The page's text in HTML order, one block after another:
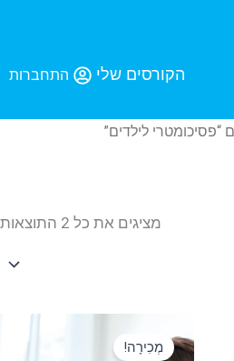
התחברות הקורסים שלי
“פסיכומטרי לילדים”
מציגים את כל ⁦2⁩ התוצאות
מְכִירָה!
המקורי
היה: